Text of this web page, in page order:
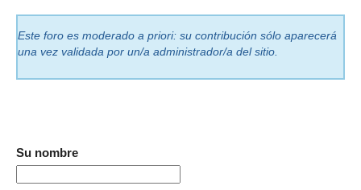
Este foro es moderado a priori: su contribución sólo aparecerá
una vez validada por un/a administrador/a del sitio.
Su nombre